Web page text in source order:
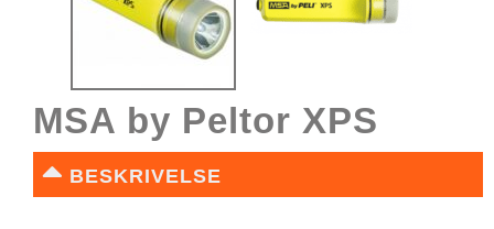
MSA by Peltor XPS
BESKRIVELSE